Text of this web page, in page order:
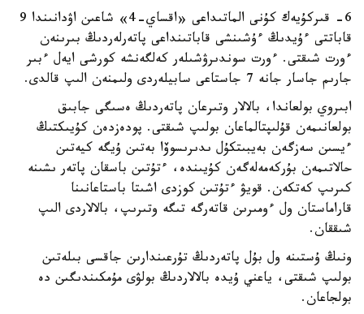
6- قىركۇيەك كۇنى الماتىداعى «اقساي-4» شاعىن اۋدانىندا 9
قاباتتى ءۇيدىڭ ءۇشىنشى قاباتىنداعى پاتەرلەردىڭ بىرىنەن
ءورت شىقتى. ءورت سوندىرۋشىلەر كەلگەنشە كورشى ايەل ءبىر
جارىم جاسار جانە 7 جاستاعى سابيلەردى ولىمنەن الىپ قالدى.
ابىروي بولعاندا، بالالار وتىرعان پاتەردىڭ ەسىگى جابىق
بولعانىمەن قۇلىپتالماعان بولىپ شىقتى. پودەزدەن كۇيىكتىڭ
ءيسىن سەزگەن بەيبىتكۇل ىدىرىسوۆا بەتىن ۇيگە كيەتىن
حالاتىمەن بۇركەمەلەگەن كۇيىندە، ءتۇتىن باسقان پاتەر ىشىنە
كىرىپ كەتكەن. قويۋ ءتۇتىن كوزدى اشىتا باستاعانىنا
قاراماستان ول ءومىرىن قاتەرگە تىگە وتىرىپ، بالالاردى الىپ
شىققان.
ونىڭ ۇستىنە ول بۇل پاتەردىڭ تۇرعىندارىن جاقسى بىلەتىن
بولىپ شىقتى، ياعني ۇيدە بالالاردىڭ بولۋى مۇمكىندىگىن دە
بولجاعان.